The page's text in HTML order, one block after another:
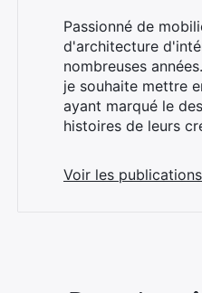
Passionné de
d'architecture
nombreuses
je souhaite mettre
ayant marqué le
histoires de leurs
Voir les